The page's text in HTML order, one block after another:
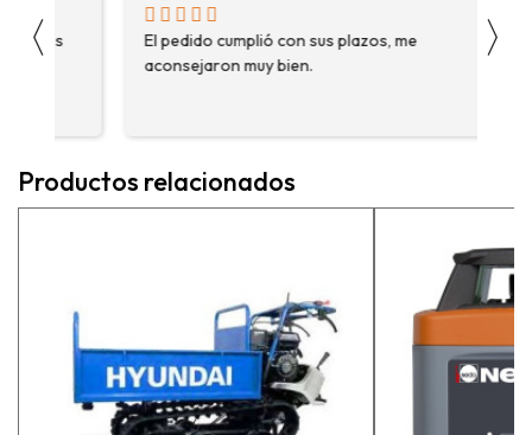
〈
El pedido cumplió con sus plazos, me
aconsejaron muy bien.
〉
Productos relacionados